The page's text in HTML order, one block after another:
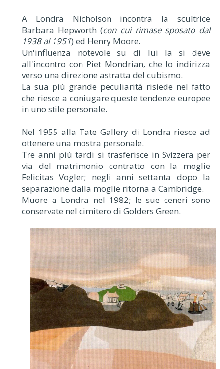
A Londra Nicholson incontra la scultrice
Barbara Hepworth (con cui rimase sposato dal
1938 al 1951) ed Henry Moore.
Un'influenza notevole su di lui la si deve
all'incontro con Piet Mondrian, che lo indirizza
verso una direzione astratta del cubismo.
La sua più grande peculiarità risiede nel fatto
che riesce a coniugare queste tendenze europee
in uno stile personale.
Nel 1955 alla Tate Gallery di Londra riesce ad
ottenere una mostra personale.
Tre anni più tardi si trasferisce in Svizzera per
via del matrimonio contratto con la moglie
Felicitas Vogler; negli anni settanta dopo la
separazione dalla moglie ritorna a Cambridge.
Muore a Londra nel 1982; le sue ceneri sono
conservate nel cimitero di Golders Green.